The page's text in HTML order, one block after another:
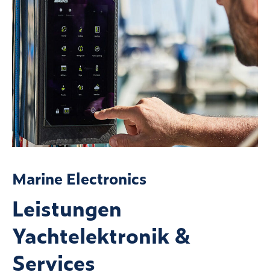
Marine Electronics
Leistungen
Yachtelektronik &
Services